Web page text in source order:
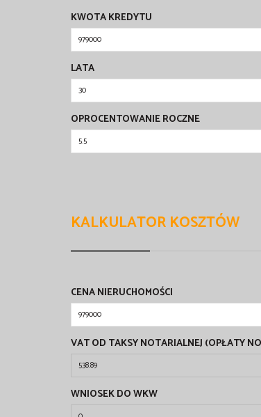
KWOTA KREDYTU
LATA
OPROCENTOWANIE ROCZNE
KALKULATOR KOSZTÓW
CENA NIERUCHOMOŚCI
VAT OD TAKSY NOTARIALNEJ (OPŁATY
WNIOSEK DO WKW